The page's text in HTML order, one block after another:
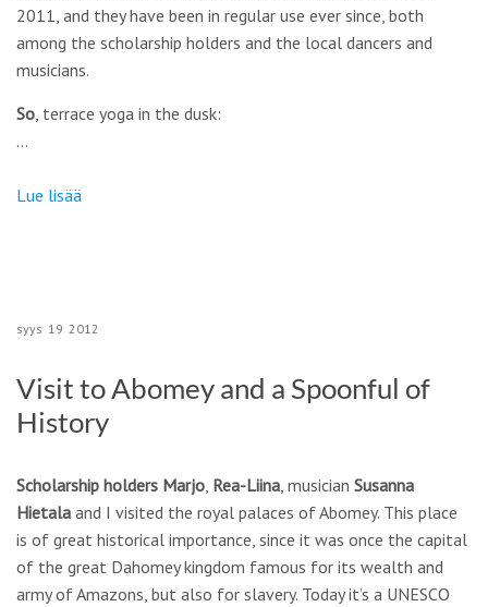
2011, and they have been in regular use ever since, both
among the scholarship holders and the local dancers and
musicians.
So, terrace yoga in the dusk:
…
Lue lisää
syys 19 2012
Visit to Abomey and a Spoonful of
History
Scholarship holders Marjo, Rea-Liina, musician Susanna
Hietala and I visited the royal palaces of Abomey. This place
is of great historical importance, since it was once the capital
of the great Dahomey kingdom famous for its wealth and
army of Amazons, but also for slavery. Today it’s a UNESCO